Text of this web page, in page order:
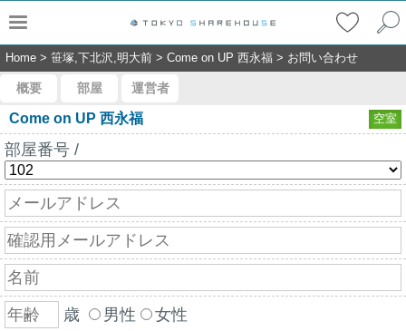
Home > 笹塚,下北沢,明大前 > Come on UP 西永福 > お問い合わせ
概要 部屋 運営者
Come on UP 西永福 空室
部屋番号 /
歳 男性 女性